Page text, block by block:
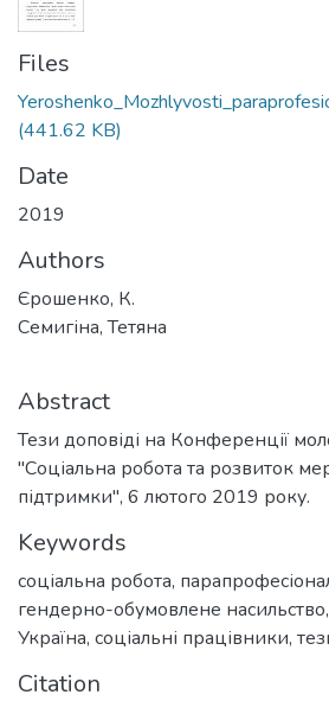
Files
(441.62 KB)
Date
2019
Authors
Єрошенко, К.
Семигіна, Тетяна
Abstract
Тези доповіді на Конференції
"Соціальна робота та розвиток
підтримки", 6 лютого 2019 року.
Keywords
соціальна робота,
гендерно-обумовлене насильство,
Україна, соціальні працівники,
Citation